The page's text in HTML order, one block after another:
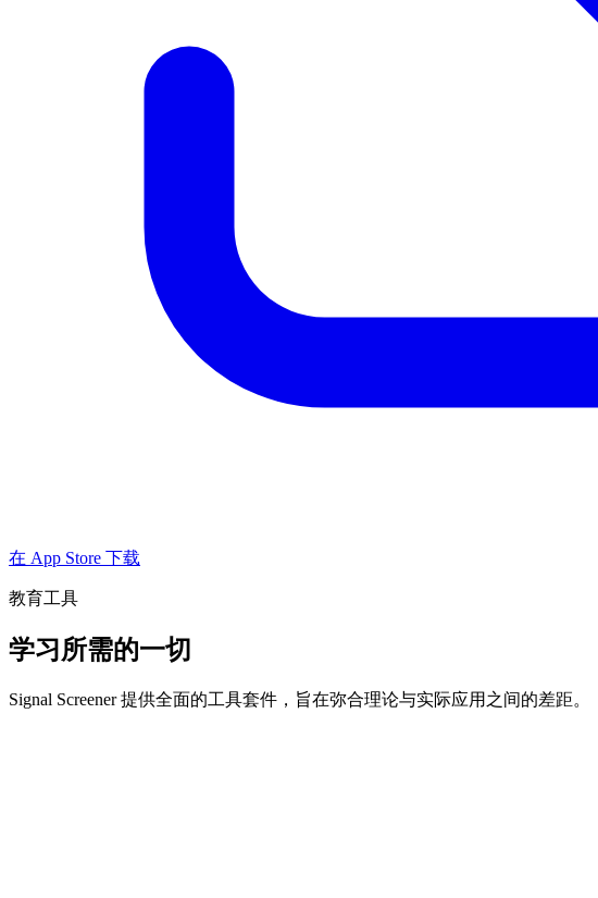
在 App Store 下载
教育工具
学习所需的一切
Signal Screener 提供全面的工具套件，旨在弥合理论与实际应用之间的差距。